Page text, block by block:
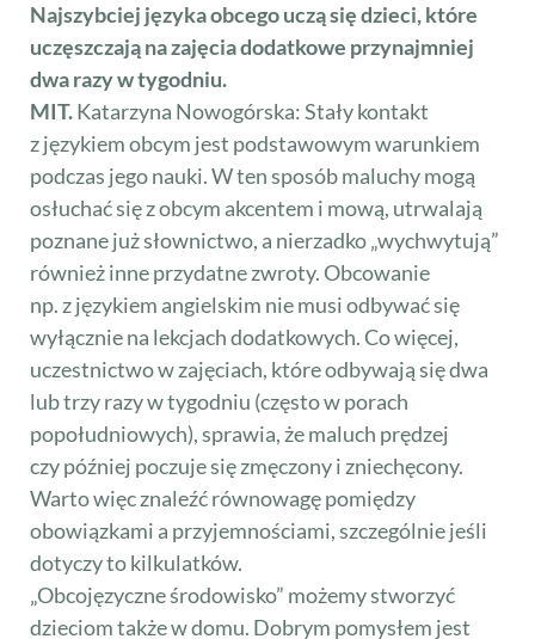
Najszybciej języka obcego uczą się dzieci, które
uczęszczają na zajęcia dodatkowe przynajmniej
dwa razy w tygodniu.
MIT.Katarzyna Nowogórska: Stały kontakt
z językiem obcym jest podstawowym warunkiem
podczas jego nauki. W ten sposób maluchy mogą
osłuchać się z obcym akcentem i mową, utrwalają
poznane już słownictwo, a nierzadko „wychwytują”
również inne przydatne zwroty. Obcowanie
np. z językiem angielskim nie musi odbywać się
wyłącznie na lekcjach dodatkowych. Co więcej,
uczestnictwo w zajęciach, które odbywają się dwa
lub trzy razy w tygodniu (często w porach
popołudniowych), sprawia, że maluch prędzej
czy później poczuje się zmęczony i zniechęcony.
Warto więc znaleźć równowagę pomiędzy
obowiązkami a przyjemnościami, szczególnie jeśli
dotyczy to kilkulatków.
„Obcojęzyczne środowisko” możemy stworzyć
dzieciom także w domu. Dobrym pomysłem jest